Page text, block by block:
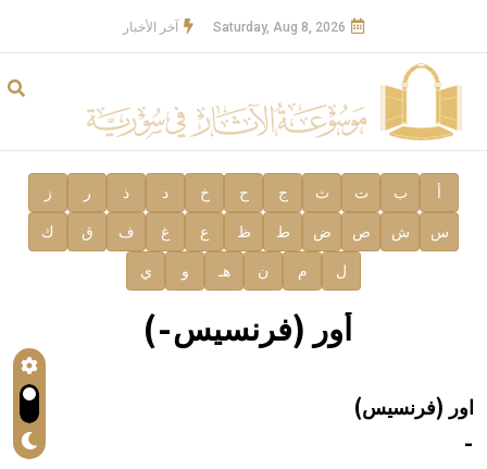
Saturday, Aug 8, 2026 آخر الأخبار
أ ب ت ث ج ح خ د ذ ر ز
س ش ص ض ط ظ ع غ ف ق ك
ل م ن هـ و ي
أور (فرنسيس-)
اور (فرنسيس)
-